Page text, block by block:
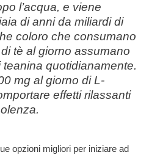
l’acqua, e viene
di anni da miliardi di
coloro che consumano
tè al giorno assumano
quotidianamente.
mg al giorno di L-
effetti rilassanti
opzioni migliori per iniziare ad